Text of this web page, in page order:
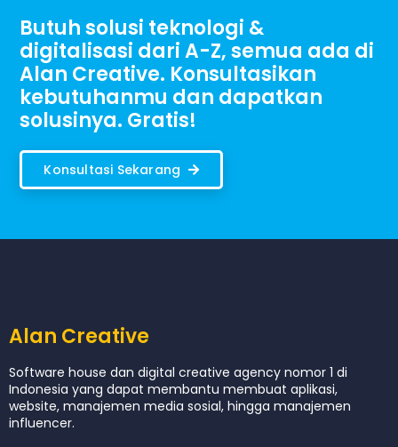
Butuh solusi teknologi &
digitalisasi dari A-Z, semua ada di
Alan Creative. Konsultasikan
kebutuhanmu dan dapatkan
solusinya. Gratis!
Konsultasi Sekarang
Alan Creative
Software house dan digital creative agency nomor 1 di
Indonesia yang dapat membantu membuat aplikasi,
website, manajemen media sosial, hingga manajemen
influencer.